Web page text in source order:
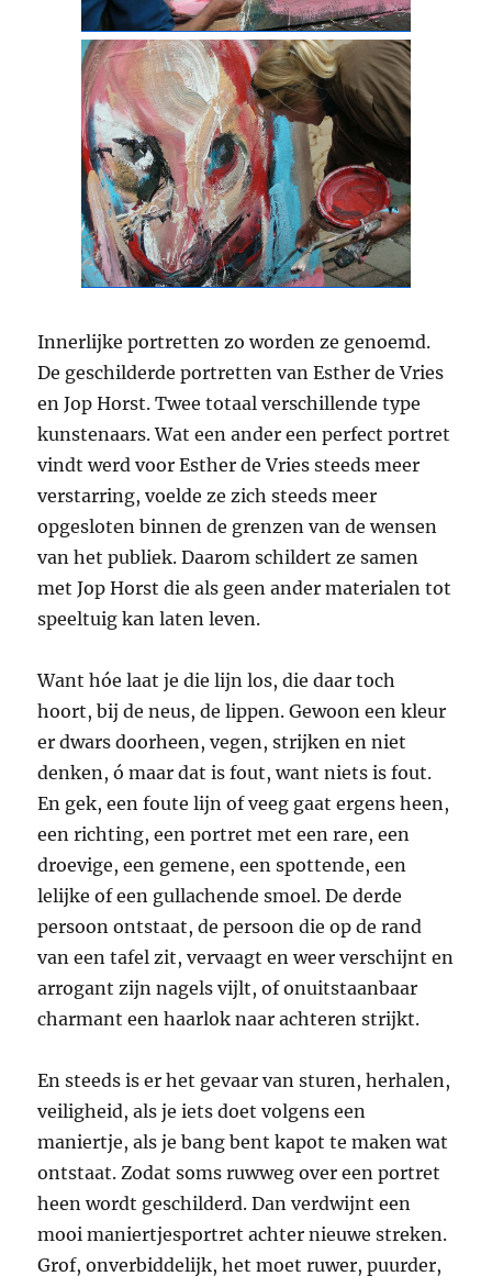
Innerlijke portretten zo worden ze genoemd.
De geschilderde portretten van Esther de Vries
en Jop Horst. Twee totaal verschillende type
kunstenaars. Wat een ander een perfect portret
vindt werd voor Esther de Vries steeds meer
verstarring, voelde ze zich steeds meer
opgesloten binnen de grenzen van de wensen
van het publiek. Daarom schildert ze samen
met Jop Horst die als geen ander materialen tot
speeltuig kan laten leven.
Want hóe laat je die lijn los, die daar toch
hoort, bij de neus, de lippen. Gewoon een kleur
er dwars doorheen, vegen, strijken en niet
denken, ó maar dat is fout, want niets is fout.
En gek, een foute lijn of veeg gaat ergens heen,
een richting, een portret met een rare, een
droevige, een gemene, een spottende, een
lelijke of een gullachende smoel. De derde
persoon ontstaat, de persoon die op de rand
van een tafel zit, vervaagt en weer verschijnt en
arrogant zijn nagels vijlt, of onuitstaanbaar
charmant een haarlok naar achteren strijkt.
En steeds is er het gevaar van sturen, herhalen,
veiligheid, als je iets doet volgens een
maniertje, als je bang bent kapot te maken wat
ontstaat. Zodat soms ruwweg over een portret
heen wordt geschilderd. Dan verdwijnt een
mooi maniertjesportret achter nieuwe streken.
Grof, onverbiddelijk, het moet ruwer, puurder,